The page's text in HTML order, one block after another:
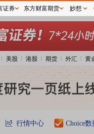
美股 港股 期货 外汇 黄
行情中心 Choice数
证券 东方财富期货 妙想